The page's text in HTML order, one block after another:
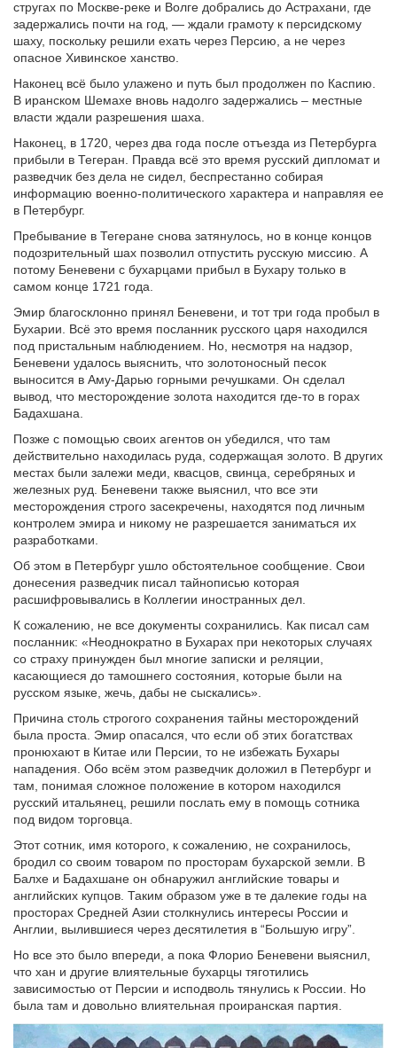
стругах по Москве-реке и Волге добрались до Астрахани, где
задержались почти на год, — ждали грамоту к персидскому
шаху, поскольку решили ехать через Персию, а не через
опасное Хивинское ханство.
Наконец всё было улажено и путь был продолжен по Каспию.
В иранском Шемахе вновь надолго задержались – местные
власти ждали разрешения шаха.
Наконец, в 1720, через два года после отъезда из Петербурга
прибыли в Тегеран. Правда всё это время русский дипломат и
разведчик без дела не сидел, беспрестанно собирая
информацию военно-политического характера и направляя ее
в Петербург.
Пребывание в Тегеране снова затянулось, но в конце концов
подозрительный шах позволил отпустить русскую миссию. А
потому Беневени с бухарцами прибыл в Бухару только в
самом конце 1721 года.
Эмир благосклонно принял Беневени, и тот три года пробыл в
Бухарии. Всё это время посланник русского царя находился
под пристальным наблюдением. Но, несмотря на надзор,
Беневени удалось выяснить, что золотоносный песок
выносится в Аму-Дарью горными речушками. Он сделал
вывод, что месторождение золота находится где-то в горах
Бадахшана.
Позже с помощью своих агентов он убедился, что там
действительно находилась руда, содержащая золото. В других
местах были залежи меди, квасцов, свинца, серебряных и
железных руд. Беневени также выяснил, что все эти
месторождения строго засекречены, находятся под личным
контролем эмира и никому не разрешается заниматься их
разработками.
Об этом в Петербург ушло обстоятельное сообщение. Свои
донесения разведчик писал тайнописью которая
расшифровывались в Коллегии иностранных дел.
К сожалению, не все документы сохранились. Как писал сам
посланник: «Неоднократно в Бухарах при некоторых случаях
со страху принужден был многие записки и реляции,
касающиеся до тамошнего состояния, которые были на
русском языке, жечь, дабы не сыскались».
Причина столь строгого сохранения тайны месторождений
была проста. Эмир опасался, что если об этих богатствах
пронюхают в Китае или Персии, то не избежать Бухары
нападения. Обо всём этом разведчик доложил в Петербург и
там, понимая сложное положение в котором находился
русский итальянец, решили послать ему в помощь сотника
под видом торговца.
Этот сотник, имя которого, к сожалению, не сохранилось,
бродил со своим товаром по просторам бухарской земли. В
Балхе и Бадахшане он обнаружил английские товары и
английских купцов. Таким образом уже в те далекие годы на
просторах Средней Азии столкнулись интересы России и
Англии, вылившиеся через десятилетия в “Большую игру”.
Но все это было впереди, а пока Флорио Беневени выяснил,
что хан и другие влиятельные бухарцы тяготились
зависимостью от Персии и исподволь тянулись к России. Но
была там и довольно влиятельная проиранская партия.